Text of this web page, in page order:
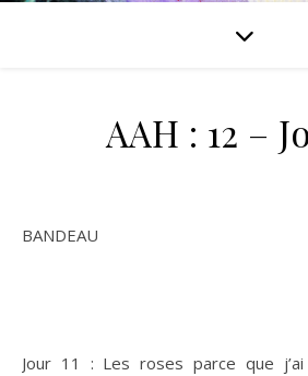
AAH : 12 –
BANDEAU
Jour 11 : Les roses parce que